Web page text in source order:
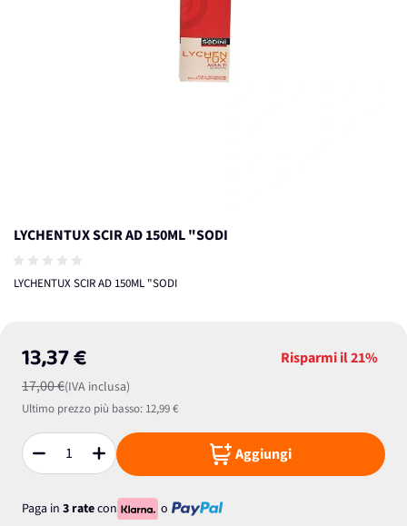
LYCHENTUX SCIR AD 150ML "SODI
LYCHENTUX SCIR AD 150ML "SODI
13,37 €
17,00 €(IVA inclusa)
Risparmi il21%
Ultimo prezzo più basso: 12,99 €
Quantità Aggiungi
Paga in 3 ratecon
o